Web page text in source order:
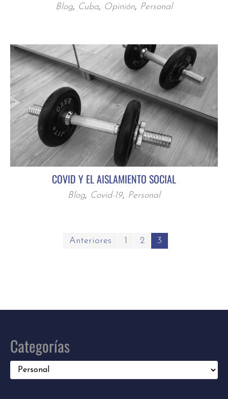
Blog, Cuba, Opinión, Personal
COVID Y EL AISLAMIENTO SOCIAL
Blog, Covid-19, Personal
Anteriores 1 2 3
Categorías
Categorías